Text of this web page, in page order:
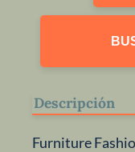
Descripción
Furniture